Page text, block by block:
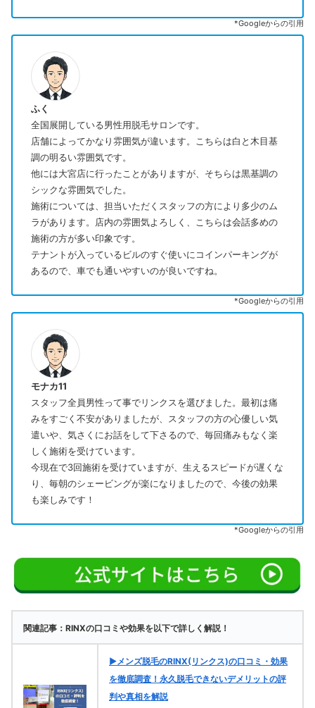
*Googleからの引用
ふく
全国展開している男性用脱毛サロンです。
店舗によってかなり雰囲気が違います。こちらは白と木目基
調の明るい雰囲気です。
他には大宮店に行ったことがありますが、そちらは黒基調の
シックな雰囲気でした。
施術については、担当いただくスタッフの方により多少のム
ラがあります。店内の雰囲気よろしく、こちらは会話多めの
施術の方が多い印象です。
テナントが入っているビルのすぐ使いにコインパーキングが
あるので、車でも通いやすいのが良いですね。
*Googleからの引用
モナカ11
スタッフ全員男性って事でリンクスを選びました。最初は痛
みをすごく不安がありましたが、スタッフの方の心優しい気
遣いや、気さくにお話をして下さるので、毎回痛みもなく楽
しく施術を受けています。
今現在で3回施術を受けていますが、生えるスピードが遅くな
り、毎朝のシェービングが楽になりましたので、今後の効果
も楽しみです！
*Googleからの引用
関連記事：RINXの口コミや効果を以下で詳しく解説！
▶メンズ脱毛のRINX(リンクス)の口コミ・効果
を徹底調査！永久脱毛できないデメリットの評
判や真相を解説